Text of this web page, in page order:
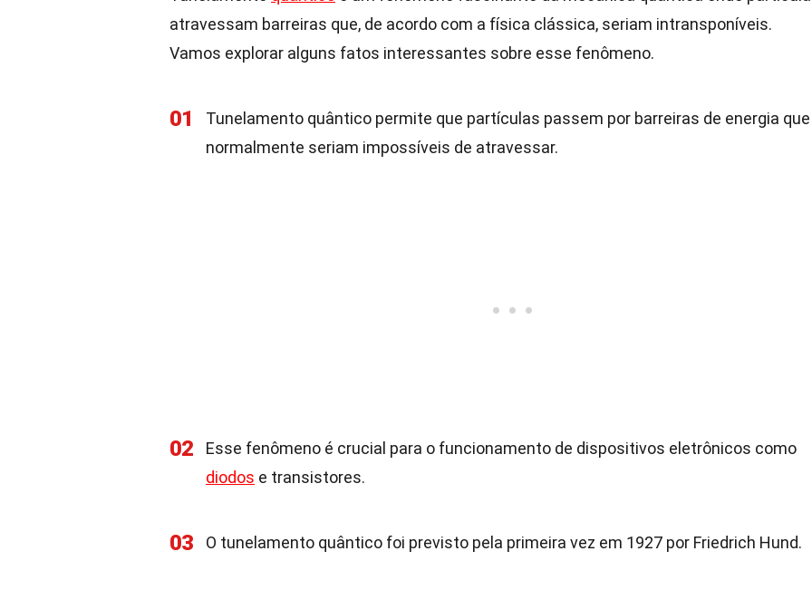
atravessam barreiras que, de acordo com a física clássica, seriam intransponíveis.
Vamos explorar alguns fatos interessantes sobre esse fenômeno.
01
Tunelamento quântico permite que partículas passem por barreiras de energia que
normalmente seriam impossíveis de atravessar.
02
Esse fenômeno é crucial para o funcionamento de dispositivos eletrônicos como
diodos e transistores.
03 O tunelamento quântico foi previsto pela primeira vez em 1927 por Friedrich Hund.